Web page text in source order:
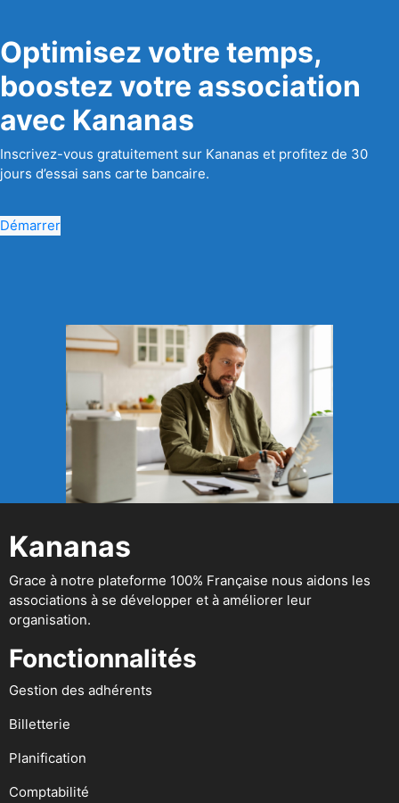
Optimisez votre temps,
boostez votre association
avec Kananas
Inscrivez-vous gratuitement sur Kananas et profitez de 30
jours d’essai sans carte bancaire.
Démarrer
Kananas
Grace à notre plateforme 100% Française nous aidons les
associations à se développer et à améliorer leur
organisation.
Fonctionnalités
Gestion des adhérents
Billetterie
Planification
Comptabilité